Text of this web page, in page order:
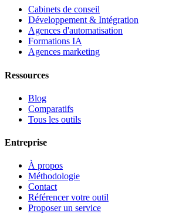
Cabinets de conseil
Développement & Intégration
Agences d'automatisation
Formations IA
Agences marketing
Ressources
Blog
Comparatifs
Tous les outils
Entreprise
À propos
Méthodologie
Contact
Référencer votre outil
Proposer un service